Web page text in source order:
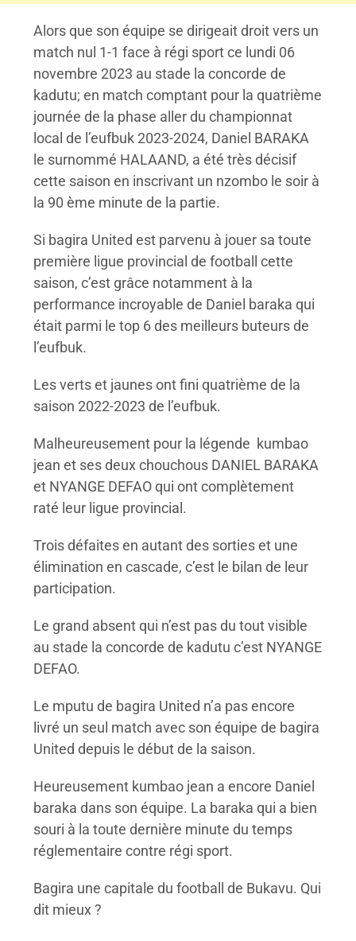
Alors que son équipe se dirigeait droit vers un
match nul 1-1 face à régi sport ce lundi 06
novembre 2023 au stade la concorde de
kadutu; en match comptant pour la quatrième
journée de la phase aller du championnat
local de l’eufbuk 2023-2024, Daniel BARAKA
le surnommé HALAAND, a été très décisif
cette saison en inscrivant un nzombo le soir à
la 90 ème minute de la partie.
Si bagira United est parvenu à jouer sa toute
première ligue provincial de football cette
saison, c’est grâce notamment à la
performance incroyable de Daniel baraka qui
était parmi le top 6 des meilleurs buteurs de
l’eufbuk.
Les verts et jaunes ont fini quatrième de la
saison 2022-2023 de l’eufbuk.
Malheureusement pour la légende kumbao
jean et ses deux chouchous DANIEL BARAKA
et NYANGE DEFAO qui ont complètement
raté leur ligue provincial.
Trois défaites en autant des sorties et une
élimination en cascade, c’est le bilan de leur
participation.
Le grand absent qui n’est pas du tout visible
au stade la concorde de kadutu c’est NYANGE
DEFAO.
Le mputu de bagira United n’a pas encore
livré un seul match avec son équipe de bagira
United depuis le début de la saison.
Heureusement kumbao jean a encore Daniel
baraka dans son équipe. La baraka qui a bien
souri à la toute dernière minute du temps
réglementaire contre régi sport.
Bagira une capitale du football de Bukavu. Qui
dit mieux ?